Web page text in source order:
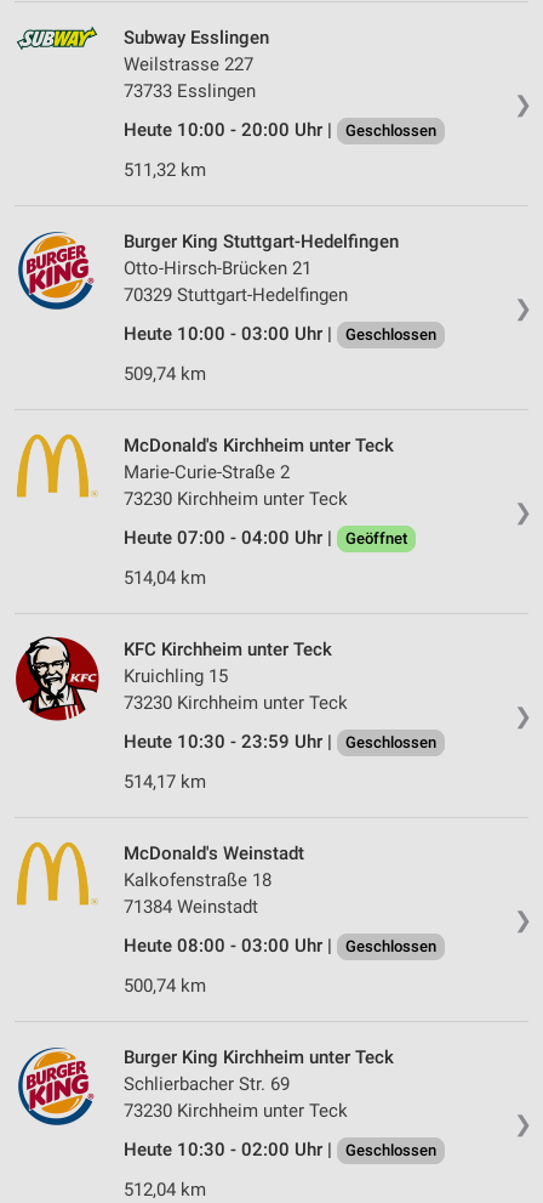
❯
Subway Esslingen
Weilstrasse 227
73733 Esslingen
Heute 10:00 - 20:00 Uhr |
Geschlossen
511,32 km
❯
Burger King Stuttgart-Hedelfingen
Otto-Hirsch-Brücken 21
70329 Stuttgart-Hedelfingen
Heute 10:00 - 03:00 Uhr |
Geschlossen
509,74 km
❯
McDonald's Kirchheim unter Teck
Marie-Curie-Straße 2
73230 Kirchheim unter Teck
Heute 07:00 - 04:00 Uhr |
Geöffnet
514,04 km
❯
KFC Kirchheim unter Teck
Kruichling 15
73230 Kirchheim unter Teck
Heute 10:30 - 23:59 Uhr |
Geschlossen
514,17 km
❯
McDonald's Weinstadt
Kalkofenstraße 18
71384 Weinstadt
Heute 08:00 - 03:00 Uhr |
Geschlossen
500,74 km
❯
Burger King Kirchheim unter Teck
Schlierbacher Str. 69
73230 Kirchheim unter Teck
Heute 10:30 - 02:00 Uhr |
Geschlossen
512,04 km